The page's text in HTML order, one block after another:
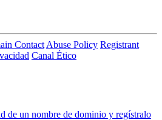
Contact Abuse Policy Registrant
Canal Ético
de un nombre de dominio y regístralo